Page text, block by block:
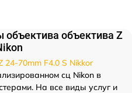
объектива Z
24-70mm F4.0 S Nikkor
сц Nikon в
На все виды услуг и